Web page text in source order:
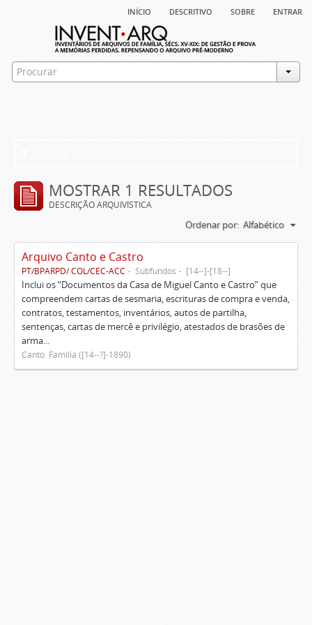
início descritivo sobre entrar
MOSTRAR 1 RESULTADOS
DESCRIÇÃO ARQUIVÍSTICA
Ordenar por: Alfabético
Arquivo Canto e Castro
PT/BPARPD/ COL/CEC-ACC Subfundos [14--]-[18--]
Inclui os “Documentos da Casa de Miguel Canto e Castro” que
compreendem cartas de sesmaria, escrituras de compra e venda,
contratos, testamentos, inventários, autos de partilha,
sentenças, cartas de mercê e privilégio, atestados de brasões de
arma...
Canto. Família ([14--?]-1890)